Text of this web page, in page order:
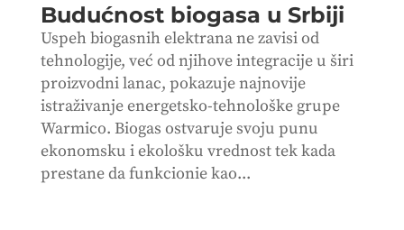
Budućnost biogasa u Srbiji
Uspeh biogasnih elektrana ne zavisi od
tehnologije, već od njihove integracije u širi
proizvodni lanac, pokazuje najnovije
istraživanje energetsko-tehnološke grupe
Warmico. Biogas ostvaruje svoju punu
ekonomsku i ekološku vrednost tek kada
prestane da funkcionie kao...